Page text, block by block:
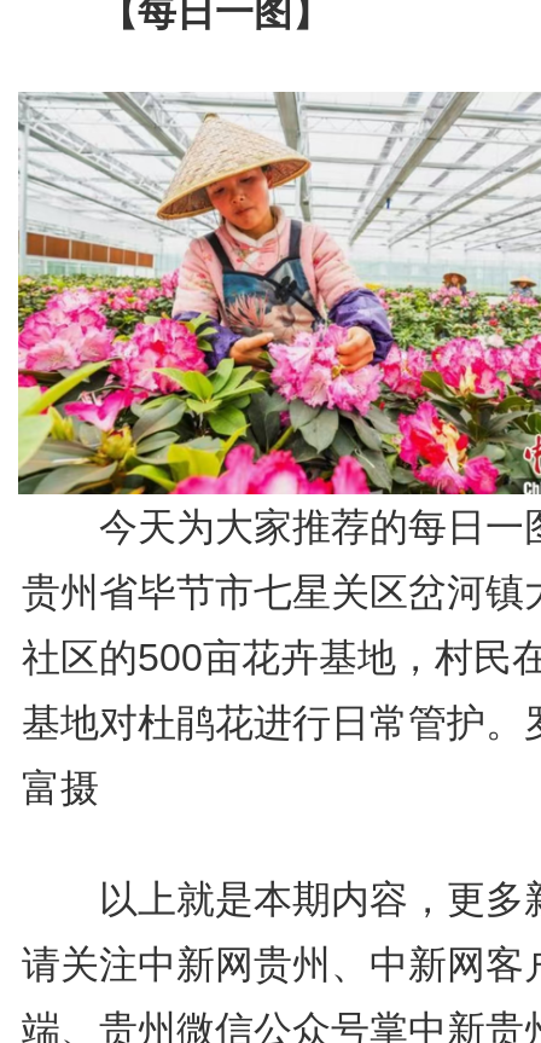
【每日一图】
今天为大家推荐的每日一
贵州省毕节市七星关区岔河镇
社区的500亩花卉基地，村民
基地对杜鹃花进行日常管护。
富摄
以上就是本期内容，更多
请关注中新网贵州、中新网客
端、贵州微信公众号掌中新贵